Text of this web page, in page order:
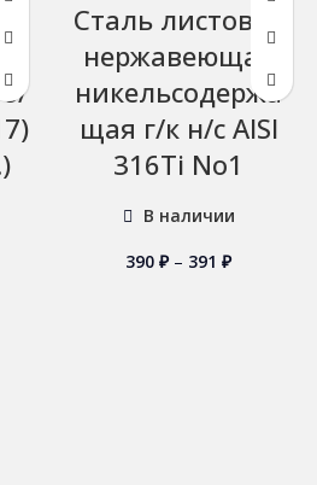
Сталь листовая
нержавеющая
никельсодержа
щая г/к н/с AISI
316Ti No1
В наличии
390₽ – 391₽